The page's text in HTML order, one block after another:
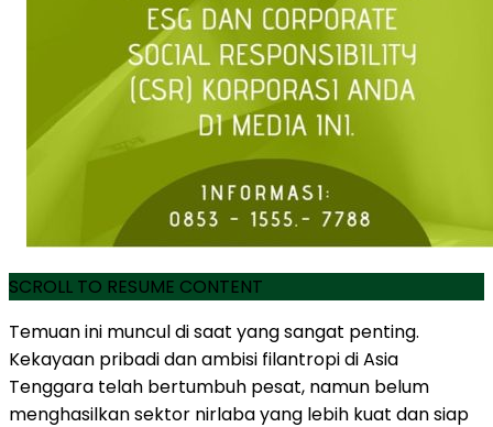
SCROLL TO RESUME CONTENT
Temuan ini muncul di saat yang sangat penting.
Kekayaan pribadi dan ambisi filantropi di Asia
Tenggara telah bertumbuh pesat, namun belum
menghasilkan sektor nirlaba yang lebih kuat dan siap